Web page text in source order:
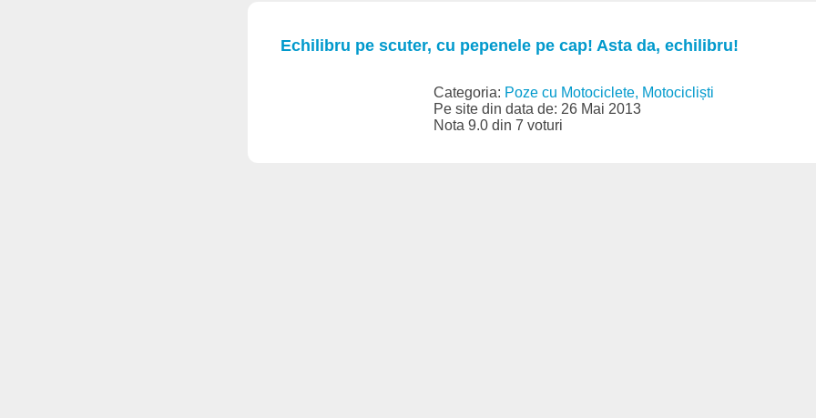
Echilibru pe scuter, cu pepenele pe cap! Asta da, echilibru!
Categoria: Poze cu Motociclete, Motocicliști
Pe site din data de: 26 Mai 2013
Nota 9.0 din 7 voturi